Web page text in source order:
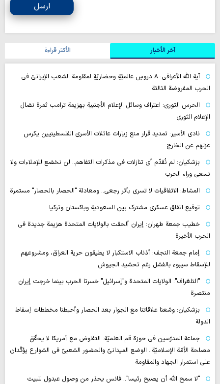
ارسل
آخر الأخبار الأکثر قراءة
آية اللّه الأعرافي: 8 دروسٍ عالميّةٍ وحضاريّةٍ لمقاومة الشعب الإيرانيّ في
الحرب المفروضة الثالثة
الحرس الثوري: اعتراف وسائل الإعلام الأجنبية بهزيمة ترامب ثمرة نضال
الإعلام الثوري
نادي الأسير: تمديد قرار منع زيارات عائلات الأسرى الفلسطينيين يكرس
عزلهم عن الخارج
بزشكيان: لم نُقدّم أي تنازلات في مذكرات التفاهم.. لن نخضع للإملاءات ولا
نسعى وراء الحرب
المشاط: الاتفاقيات لا تسري بأثر رجعي.. ومعادلة "الحصار بالحصار" مستمرة
توقيع اتفاق عسكري مشترك بين السعودية وباكستان وتركيا
خطيب جمعة طهران: إيران ألحقت بالولايات المتحدة هزيمة جديدة في
الحرب الأخيرة
إمام جمعة النجف: أذناب الاستكبار لا يطيقون حرية العراق، ومشروعهم
للإسقاط سيبوء بالفشل رغم تحشيد الجيوش
"التلغراف": الولايات المتحدة و"إسرائيل" خسرتا الحرب بينما خرجت إيران
منتصرة
بزشكيان: وسّعنا علاقاتنا مع الجوار بعد الحصار وأحبطنا مخططات إسقاط
الدولة
جماعة المدرّسين في حوزة قم العلميّة: التفاوض مع أمريكا لا يحقّق
مصلحة الأمّة الإسلاميّة.. الوضع الميدانيّ والحضور الشعبيّ في الشوارع يؤكّدان
على استمرار الجهاد والمقاومة
"لا سمح الله أن يصبح رئيسا".. فانس يحذر من وصول عبدول للبيت